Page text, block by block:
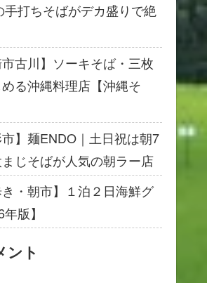
打ちそばがデカ盛りで絶
市古川】ソーキそば・三枚
る沖縄料理店【沖縄そ
市】麺ENDO｜土日祝は朝7
じそばが人気の朝ラー店
き・朝市】１泊２日海鮮グ
版】
ント